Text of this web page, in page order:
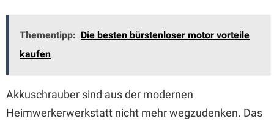
Thementipp: Die besten bürstenloser motor vorteile
kaufen
Akkuschrauber sind aus der modernen
Heimwerkerwerkstatt nicht mehr wegzudenken. Das